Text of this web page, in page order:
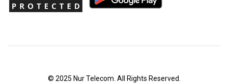
© 2025 Nur Telecom. All Rights Reserved.